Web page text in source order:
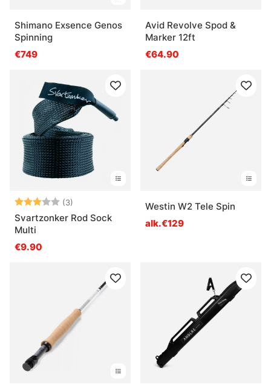
Shimano Exsence Genos
Spinning
€749
Avid Revolve Spod &
Marker 12ft
€64.90
Arvio: (3)
3.0 5:sta tähdestä
Svartzonker Rod Sock
Multi
€9.90
Westin W2 Tele Spin
alk.€129